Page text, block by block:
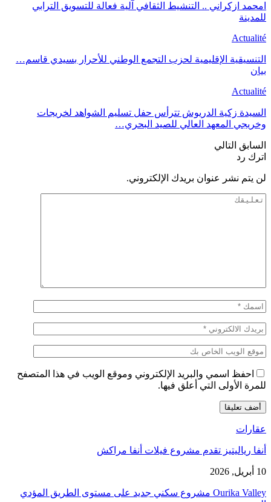
امحمد ازكراني .. التنشيط الثقافي آلية فعالة للتسويق الترابي
للمدينة
Actualité
التنسيقية الإقليمية لحزب التجمع الوطني للأحرار بسيدي قاسم…
بيان
Actualité
السيدة زكية الدريوش تترأس حفل تسليم الشواهد لخريجات
وخريجي المعهد العالي للصيد البحري…
السابق التالي
اترك رد
لن يتم نشر عنوان بريدك الإلكتروني.
احفظ اسمي والبريد الإلكتروني وموقع الويب في هذا المتصفح
للمرة الأولى التي أعلق فيها.
عقارات
أنفا رياليتيز تقدم مشروع فيلات أنفا مراكش
10 أبريل, 2026
Ourika Valley مشروع سكني جديد على مستوى الطريق المؤدي